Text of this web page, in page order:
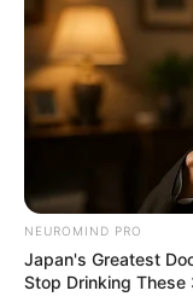
NEUROMIND PRO
Japan's Greatest
Stop Drinking These